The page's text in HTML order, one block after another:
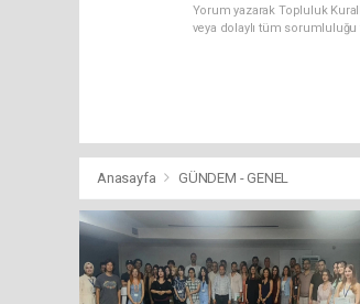
Yorum yazarak Topluluk
veya dolaylı tüm
Anasayfa GÜNDEM - GENEL